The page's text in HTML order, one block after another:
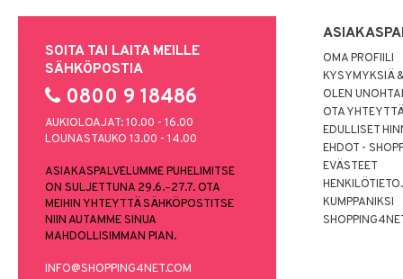
SOITA TAI LAITA MEILLE
SÄHKÖPOSTIA
0800 9 18486
AUKIOLOAJAT: 10.00 - 16.00
LOUNASTAUKO 13.00 - 14.00
ASIAKASPALVELUMME PUHELIMITSE
ON SULJETTUNA 29.6.–27.7. OTA
MEIHIN YHTEYTTÄ SÄHKÖPOSTITSE
NIIN AUTAMME SINUA
MAHDOLLISIMMAN PIAN.
INFO@SHOPPING4NET.COM
OMA PROFIILI
KYSYMYKSIÄ
OLEN
OTA
EDULLISET
EHDOT -
EVÄSTEET
KUMPPANIKSI